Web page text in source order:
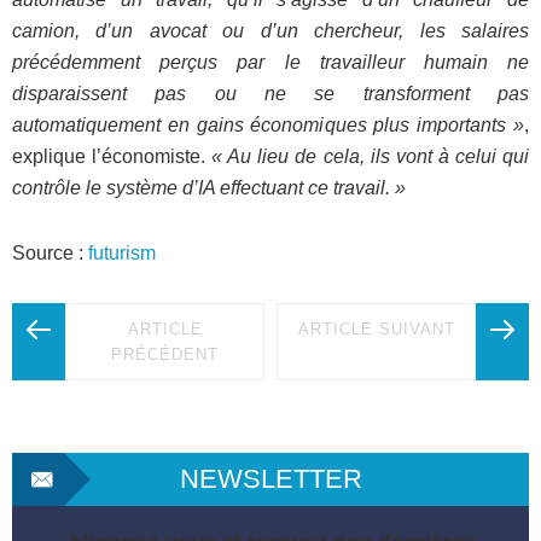
camion, d’un avocat ou d’un chercheur, les salaires
précédemment perçus par le travailleur humain ne
disparaissent pas ou ne se transforment pas
automatiquement en gains économiques plus importants »,
explique l’économiste.« Au lieu de cela, ils vont à celui qui
contrôle le système d’IA effectuant ce travail. »
Source : futurism
ARTICLE
PRÉCÉDENT
ARTICLE SUIVANT
NEWSLETTER